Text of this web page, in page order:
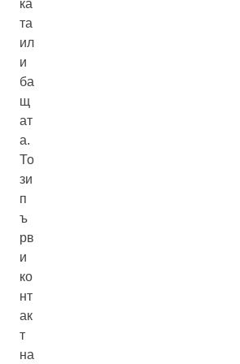
ка
та
ил
и
ба
щ
ат
а.
То
зи
п
ъ
рв
и
ко
нт
ак
т
на